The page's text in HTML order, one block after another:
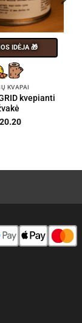
IDĖJA 🎁
KVAPAI
kvepianti
20.20